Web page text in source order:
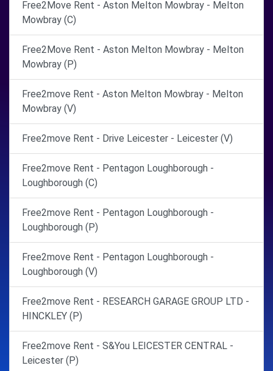
Free2Move Rent - Aston Melton Mowbray - Melton
Mowbray (C)
Free2Move Rent - Aston Melton Mowbray - Melton
Mowbray (P)
Free2move Rent - Aston Melton Mowbray - Melton
Mowbray (V)
Free2move Rent - Drive Leicester - Leicester (V)
Free2move Rent - Pentagon Loughborough -
Loughborough (C)
Free2move Rent - Pentagon Loughborough -
Loughborough (P)
Free2move Rent - Pentagon Loughborough -
Loughborough (V)
Free2move Rent - RESEARCH GARAGE GROUP LTD -
HINCKLEY (P)
Free2move Rent - S&You LEICESTER CENTRAL -
Leicester (P)